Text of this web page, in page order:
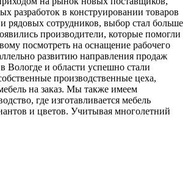
разработок в конструировании товаров
рядовых сотрудников, выбор стал больше
производители, которые помогли
посмотреть на оснащение рабочего
развитию направления продаж
Вологде и области успешно стали
производственные цеха,
на заказ. Мы также имеем
где изготавливается мебель
и цветов. Учитывая многолетний